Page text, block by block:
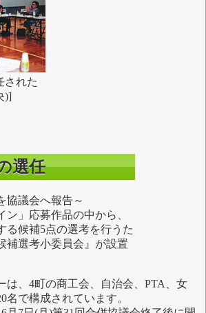
された
)]
選任
協議会へ報告～
ン」応募作品の中から、
る候補5点の選考を行うた
補選考小委員会』が設置
は、4町の商工会、自治会、PTA、女
名で構成されています。